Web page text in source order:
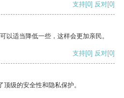
支持[0] 反对[0]
以适当降低一些，这样会更加亲民。
支持[0] 反对[0]
级的安全性和隐私保护。